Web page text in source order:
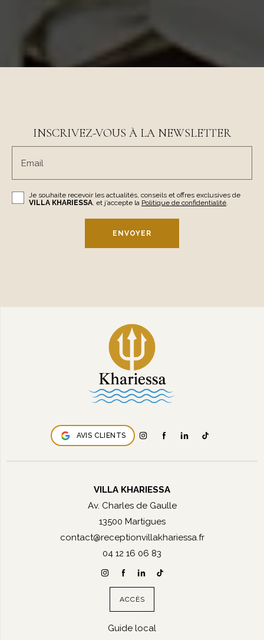
INSCRIVEZ-VOUS À LA NEWSLETTER
Email
Je souhaite recevoir les actualités, conseils et offres exclusives de
VILLA KHARIESSA, et j’accepte la Politique de confidentialité.
AVIS CLIENTS
VILLA KHARIESSA
Av. Charles de Gaulle
13500 Martigues
contact@receptionvillakhariessa.fr
04 12 16 06 83
ACCÈS
Guide local